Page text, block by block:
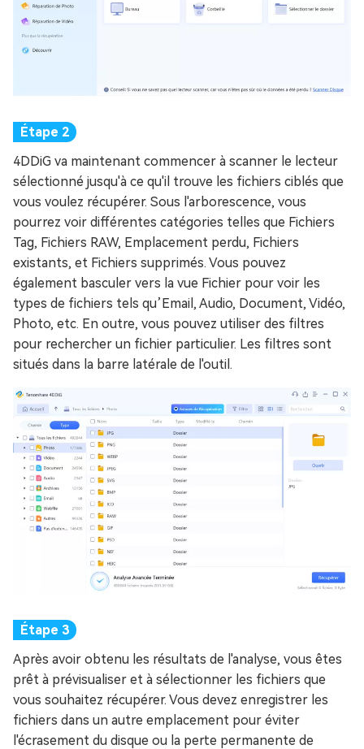
4DDiG va maintenant commencer à scanner le lecteur
sélectionné jusqu'à ce qu'il trouve les fichiers ciblés que
vous voulez récupérer. Sous l'arborescence, vous
pourrez voir différentes catégories telles que Fichiers
Tag, Fichiers RAW, Emplacement perdu, Fichiers
existants, et Fichiers supprimés. Vous pouvez
également basculer vers la vue Fichier pour voir les
types de fichiers tels qu’Email, Audio, Document, Vidéo,
Photo, etc. En outre, vous pouvez utiliser des filtres
pour rechercher un fichier particulier. Les filtres sont
situés dans la barre latérale de l'outil.
Après avoir obtenu les résultats de l'analyse, vous êtes
prêt à prévisualiser et à sélectionner les fichiers que
vous souhaitez récupérer. Vous devez enregistrer les
fichiers dans un autre emplacement pour éviter
l'écrasement du disque ou la perte permanente de